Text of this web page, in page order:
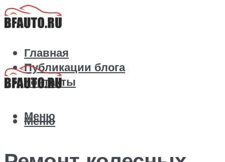
Главная
Публикации блога
Контакты
Меню
Меню